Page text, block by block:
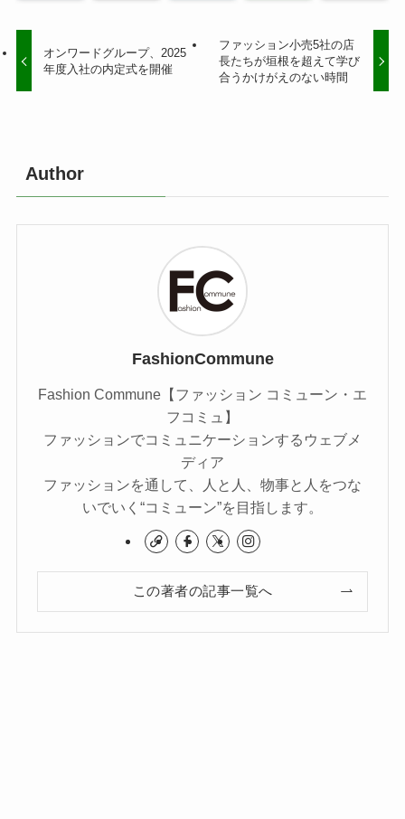
オンワードグループ、2025
年度入社の内定式を開催
ファッション小売5社の店
長たちが垣根を超えて学び
合うかけがえのない時間
Author
FashionCommune
Fashion Commune【ファッション コミューン・エ
フコミュ】
ファッションでコミュニケーションするウェブメ
ディア
ファッションを通して、人と人、物事と人をつな
いでいく“コミューン”を目指します。
この著者の記事一覧へ